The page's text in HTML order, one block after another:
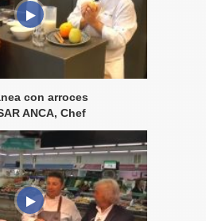
con arroces
ANCA, Chef